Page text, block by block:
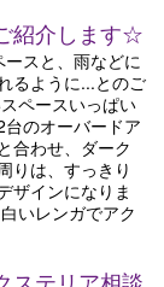
紹介します☆
スと、雨などに
るように...とのご
ペースいっぱい
のオーバードア
合わせ、ダーク
りは、すっきり
ザインになりま
いレンガでアク